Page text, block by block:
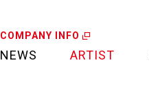
COMPANY INFO
NEWS ARTIST